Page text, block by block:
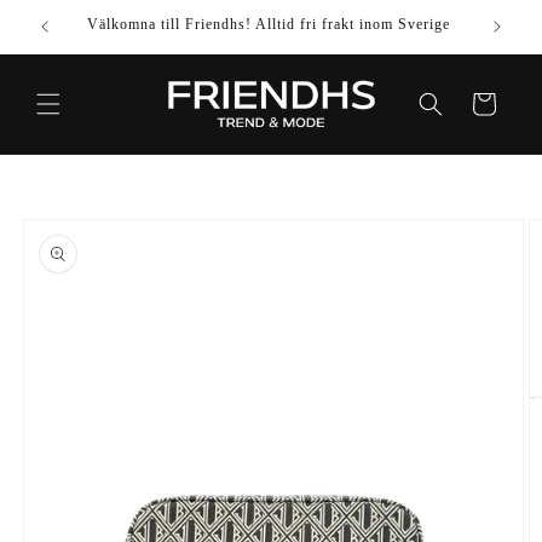
VIDARE
TILL
INNEHÅLL
Välkomna till Friendhs! Alltid fri frakt inom Sverige Använd
Varukorg
TILL